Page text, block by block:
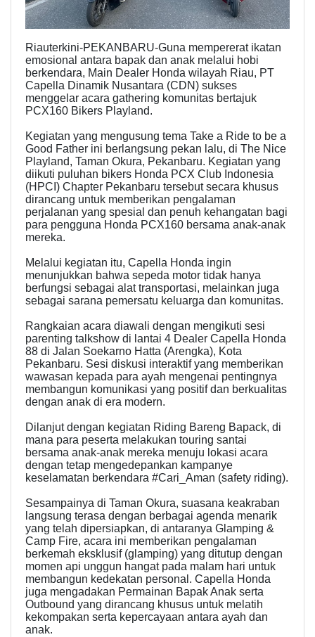
Riauterkini-PEKANBARU-Guna mempererat ikatan
emosional antara bapak dan anak melalui hobi
berkendara, Main Dealer Honda wilayah Riau, PT
Capella Dinamik Nusantara (CDN) sukses
menggelar acara gathering komunitas bertajuk
PCX160 Bikers Playland.
Kegiatan yang mengusung tema Take a Ride to be a
Good Father ini berlangsung pekan lalu, di The Nice
Playland, Taman Okura, Pekanbaru. Kegiatan yang
diikuti puluhan bikers Honda PCX Club Indonesia
(HPCI) Chapter Pekanbaru tersebut secara khusus
dirancang untuk memberikan pengalaman
perjalanan yang spesial dan penuh kehangatan bagi
para pengguna Honda PCX160 bersama anak-anak
mereka.
Melalui kegiatan itu, Capella Honda ingin
menunjukkan bahwa sepeda motor tidak hanya
berfungsi sebagai alat transportasi, melainkan juga
sebagai sarana pemersatu keluarga dan komunitas.
Rangkaian acara diawali dengan mengikuti sesi
parenting talkshow di lantai 4 Dealer Capella Honda
88 di Jalan Soekarno Hatta (Arengka), Kota
Pekanbaru. Sesi diskusi interaktif yang memberikan
wawasan kepada para ayah mengenai pentingnya
membangun komunikasi yang positif dan berkualitas
dengan anak di era modern.
Dilanjut dengan kegiatan Riding Bareng Bapack, di
mana para peserta melakukan touring santai
bersama anak-anak mereka menuju lokasi acara
dengan tetap mengedepankan kampanye
keselamatan berkendara #Cari_Aman (safety riding).
Sesampainya di Taman Okura, suasana keakraban
langsung terasa dengan berbagai agenda menarik
yang telah dipersiapkan, di antaranya Glamping &
Camp Fire, acara ini memberikan pengalaman
berkemah eksklusif (glamping) yang ditutup dengan
momen api unggun hangat pada malam hari untuk
membangun kedekatan personal. Capella Honda
juga mengadakan Permainan Bapak Anak serta
Outbound yang dirancang khusus untuk melatih
kekompakan serta kepercayaan antara ayah dan
anak.